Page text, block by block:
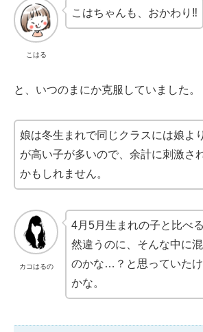
こはる
こはちゃんも、おかわり‼
と、いつのまにか克服していました。
娘は冬生まれで同じクラスには娘よ
が高い子が多いので、余計に刺激さ
かもしれません。
カコはるの
4月5月生まれの子と比べ
然違うのに、そんな中に
のかな…？と思っていた
かな。